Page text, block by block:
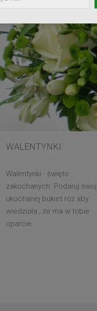
WALENTYNKI
Walentynki - święto
zakochanych. Podaruj
ukochanej bukiet róż aby
wiedziała , że ma w tobie
oparcie .